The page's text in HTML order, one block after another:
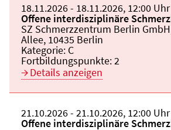
Beginn:
18.11.2026Ende und Anfangszeit:
- 18.11.2026, 12:00 Uhr
Veranstaltungstitel:
Offene interdisziplinäre
Veranstaltungsort:
SZ Schmerzzentrum Berlin
Allee, 10435 Berlin
Kategorie: C
Fortbildungspunkte:2
Details anzeigen
Beginn:
21.10.2026Ende und Anfangszeit:
- 21.10.2026, 12:00 Uhr
Veranstaltungstitel:
Offene interdisziplinäre